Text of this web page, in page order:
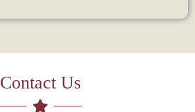
Contact Us